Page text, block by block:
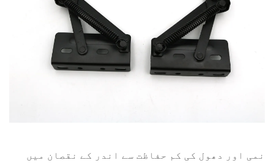
نمی اور دھول کی کم حفاظت سے اندر کے نقصان میں